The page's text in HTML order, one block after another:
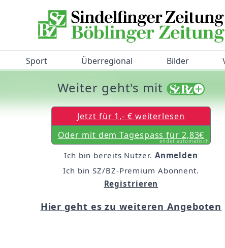
Sport Überregional Bilder
BZ-Bürgerbarometer!
Weiter geht's mit
Jetzt für 1,- € weiterlesen
Oder mit dem Tagespass für 2,83€
endet automatisch
Ich bin bereits Nutzer. Anmelden
Ich bin SZ/BZ-Premium Abonnent.
Registrieren
Hier geht es zu weiteren Angeboten